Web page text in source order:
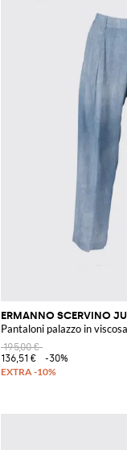
ERMANNO SCERVINO
Pantaloni palazzo in viscosa
195,00 €
136,51 €
-30%